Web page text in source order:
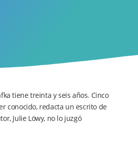
tiene treinta y seis años. Cinco
conocido, redacta un escrito de
Julie Löwy, no lo juzgó